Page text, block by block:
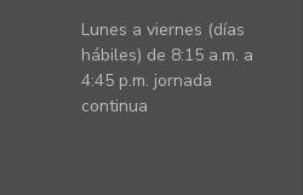
Lunes a viernes (días
hábiles) de 8:15 a.m. a
4:45 p.m. jornada
continua